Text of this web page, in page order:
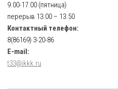
9.00-17.00 (пятница)
перерыв 13.00 – 13.50
Контактный телефон:
8(86169) 3-20-86
E-mail:
t33@ikkk.ru